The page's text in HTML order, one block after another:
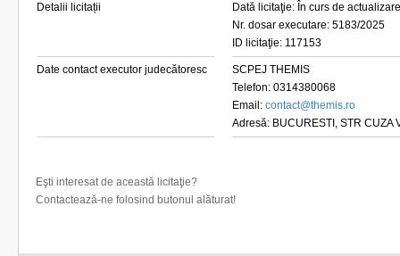
Detalii licitații
Dată licitaţie: În curs de actualizare
Nr. dosar executare: 5183/2025
ID licitaţie: 117153
Date contact executor judecătoresc
SCPEJ THEMIS
Telefon: 0314380068
Email: contact@themis.ro
Adresă: BUCURESTI, STR CUZA
Eşti interesat de această licitaţie?
Contactează-ne folosind butonul alăturat!